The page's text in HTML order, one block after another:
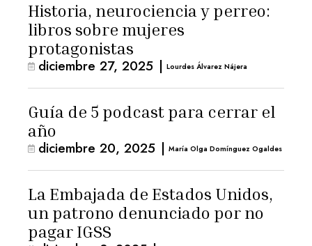
Historia, neurociencia y perreo:
libros sobre mujeres
protagonistas
diciembre 27, 2025 | Lourdes Álvarez Nájera
Guía de 5 podcast para cerrar el
año
diciembre 20, 2025 | María Olga Domínguez Ogaldes
La Embajada de Estados Unidos,
un patrono denunciado por no
pagar IGSS